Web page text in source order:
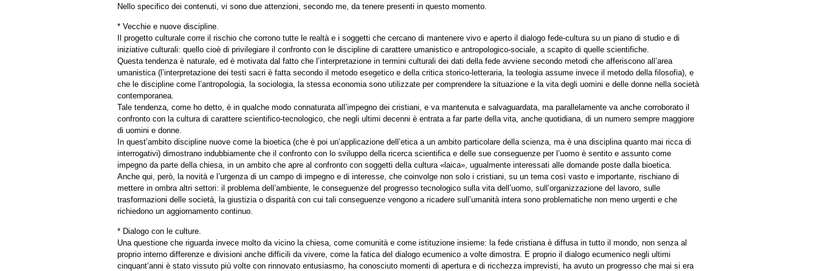
Nello specifico dei contenuti, vi sono due attenzioni, secondo me, da tenere presenti in questo momento.
* Vecchie e nuove discipline.
Il progetto culturale corre il rischio che corrono tutte le realtà e i soggetti che cercano di mantenere vivo e aperto il dialogo fede-cultura su un piano di studio e di
iniziative culturali: quello cioè di privilegiare il confronto con le discipline di carattere umanistico e antropologico-sociale, a scapito di quelle scientifiche.
Questa tendenza è naturale, ed è motivata dal fatto che l’interpretazione in termini culturali dei dati della fede avviene secondo metodi che afferiscono all’area
umanistica (l’interpretazione dei testi sacri è fatta secondo il metodo esegetico e della critica storico-letteraria, la teologia assume invece il metodo della filosofia), e
che le discipline come l’antropologia, la sociologia, la stessa economia sono utilizzate per comprendere la situazione e la vita degli uomini e delle donne nella società
contemporanea.
Tale tendenza, come ho detto, è in qualche modo connaturata all’impegno dei cristiani, e va mantenuta e salvaguardata, ma parallelamente va anche corroborato il
confronto con la cultura di carattere scientifico-tecnologico, che negli ultimi decenni è entrata a far parte della vita, anche quotidiana, di un numero sempre maggiore
di uomini e donne.
In quest’ambito discipline nuove come la bioetica (che è poi un’applicazione dell’etica a un ambito particolare della scienza, ma è una disciplina quanto mai ricca di
interrogativi) dimostrano indubbiamente che il confronto con lo sviluppo della ricerca scientifica e delle sue conseguenze per l’uomo è sentito e assunto come
impegno da parte della chiesa, in un ambito che apre al confronto con soggetti della cultura «laica», ugualmente interessati alle domande poste dalla bioetica.
Anche qui, però, la novità e l’urgenza di un campo di impegno e di interesse, che coinvolge non solo i cristiani, su un tema così vasto e importante, rischiano di
mettere in ombra altri settori: il problema dell’ambiente, le conseguenze del progresso tecnologico sulla vita dell’uomo, sull’organizzazione del lavoro, sulle
trasformazioni delle società, la giustizia o disparità con cui tali conseguenze vengono a ricadere sull’umanità intera sono problematiche non meno urgenti e che
richiedono un aggiornamento continuo.
* Dialogo con le culture.
Una questione che riguarda invece molto da vicino la chiesa, come comunità e come istituzione insieme: la fede cristiana è diffusa in tutto il mondo, non senza al
proprio interno differenze e divisioni anche difficili da vivere, come la fatica del dialogo ecumenico a volte dimostra. E proprio il dialogo ecumenico negli ultimi
cinquant’anni è stato vissuto più volte con rinnovato entusiasmo, ha conosciuto momenti di apertura e di ricchezza imprevisti, ha avuto un progresso che mai si era